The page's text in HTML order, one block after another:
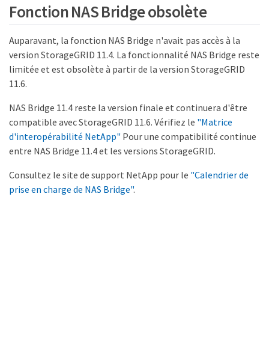
Fonction NAS Bridge obsolète
Auparavant, la fonction NAS Bridge n'avait pas accès à la
version StorageGRID 11.4. La fonctionnalité NAS Bridge reste
limitée et est obsolète à partir de la version StorageGRID
11.6.
NAS Bridge 11.4 reste la version finale et continuera d'être
compatible avec StorageGRID 11.6. Vérifiez le "Matrice
d'interopérabilité NetApp" Pour une compatibilité continue
entre NAS Bridge 11.4 et les versions StorageGRID.
Consultez le site de support NetApp pour le "Calendrier de
prise en charge de NAS Bridge".